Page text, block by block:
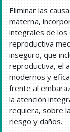
Eliminar las
materna,
integrales de los
reproductiva
inseguro, que
reproductiva, el
modernos y
frente al
la atención
requiera, sobre
riesgo y daños.